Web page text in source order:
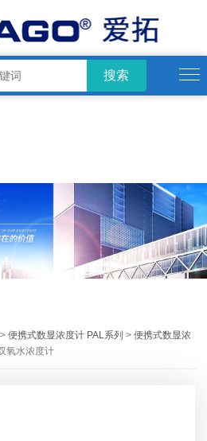
>便携式数显浓度计 PAL系列 >便携式数显浓
氧水浓度计